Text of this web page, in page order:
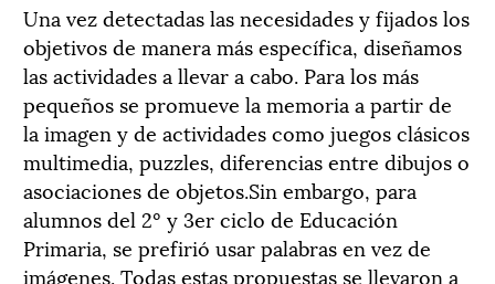
Una vez detectadas las necesidades y fijados los
objetivos de manera más específica, diseñamos
las actividades a llevar a cabo. Para los más
pequeños se promueve la memoria a partir de
la imagen y de actividades como juegos clásicos
multimedia, puzzles, diferencias entre dibujos o
asociaciones de objetos.Sin embargo, para
alumnos del 2º y 3er ciclo de Educación
Primaria, se prefirió usar palabras en vez de
imágenes. Todas estas propuestas se llevaron a